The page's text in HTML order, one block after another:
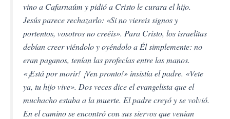
vino a Cafarnaúm y pidió a Cristo le curara el hijo.
Jesús parece rechazarlo: «Si no viereis signos y
portentos, vosotros no creéis». Para Cristo, los israelitas
debían creer viéndolo y oyéndolo a Él simplemente: no
eran paganos, tenían las profecías entre las manos.
«¡Está por morir! ¡Ven pronto!»insistía el padre. «Vete
ya, tu hijo vive». Dos veces dice el evangelista que el
muchacho estaba a la muerte. El padre creyó y se volvió.
En el camino se encontró con sus siervos que venían